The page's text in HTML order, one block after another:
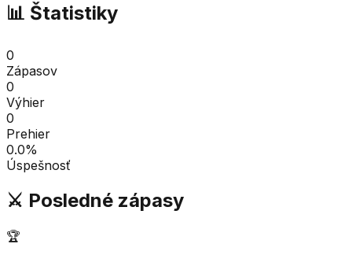
📊 Štatistiky
0
Zápasov
0
Výhier
0
Prehier
0.0%
Úspešnosť
⚔️ Posledné zápasy
🏆